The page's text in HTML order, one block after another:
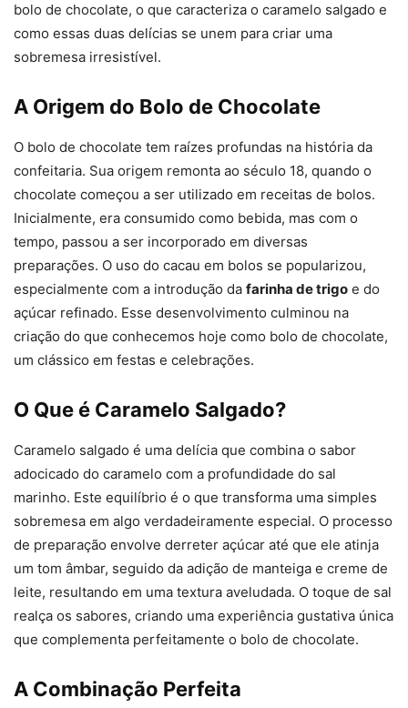
bolo de chocolate, o que caracteriza o caramelo salgado e
como essas duas delícias se unem para criar uma
sobremesa irresistível.
A Origem do Bolo de Chocolate
O bolo de chocolate tem raízes profundas na história da
confeitaria. Sua origem remonta ao século 18, quando o
chocolate começou a ser utilizado em receitas de bolos.
Inicialmente, era consumido como bebida, mas com o
tempo, passou a ser incorporado em diversas
preparações. O uso do cacau em bolos se popularizou,
especialmente com a introdução da farinha de trigo e do
açúcar refinado. Esse desenvolvimento culminou na
criação do que conhecemos hoje como bolo de chocolate,
um clássico em festas e celebrações.
O Que é Caramelo Salgado?
Caramelo salgado é uma delícia que combina o sabor
adocicado do caramelo com a profundidade do sal
marinho. Este equilíbrio é o que transforma uma simples
sobremesa em algo verdadeiramente especial. O processo
de preparação envolve derreter açúcar até que ele atinja
um tom âmbar, seguido da adição de manteiga e creme de
leite, resultando em uma textura aveludada. O toque de sal
realça os sabores, criando uma experiência gustativa única
que complementa perfeitamente o bolo de chocolate.
A Combinação Perfeita